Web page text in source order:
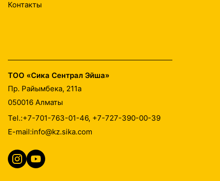
Контакты
ТОО «Сика Сентрал Эйша»
Пр. Райымбека, 211а
050016 Алматы
Tel.:+7-701-763-01-46, +7-727-390-00-39
E-mail:info@kz.sika.com